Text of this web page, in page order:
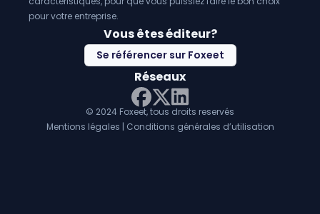
pour votre entreprise.
Vous êtes éditeur?
Se référencer sur Foxeet
Réseaux
Facebook
Twitter X
LinkedIn
© 2024 Foxeet, tous droits reservés
Mentions légales | Conditions générales d’utilisation